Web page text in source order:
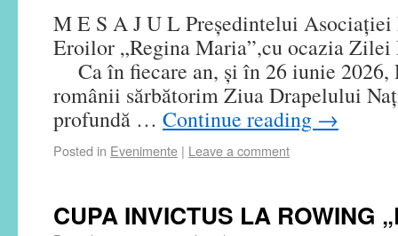
M E S A J U L Președintelui
Eroilor „Regina Maria”,cu ocazia
Ca în fiecare an, și în 26 iunie 2026,
românii sărbătorim Ziua Drapelului
profundă … Continue reading →
Posted in Evenimente | Leave a comment
CUPA INVICTUS LA ROWING